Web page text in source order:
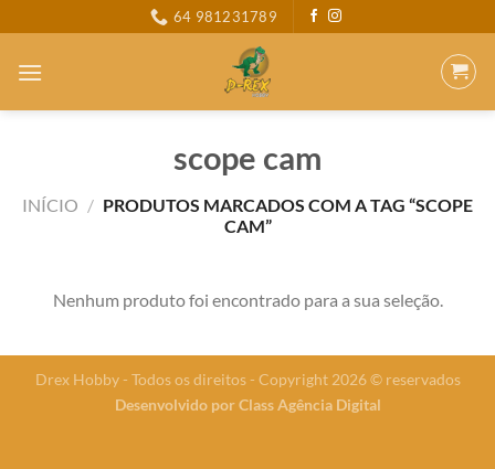
to
content
64 981231789
scope cam
INÍCIO / PRODUTOS MARCADOS COM A TAG “SCOPE
CAM”
Nenhum produto foi encontrado para a sua seleção.
Drex Hobby - Todos os direitos - Copyright 2026 © reservados
Desenvolvido porClass Agência Digital